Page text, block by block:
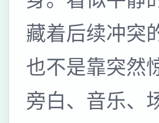
藏着后续冲突
也不是靠突然
旁白、音乐、